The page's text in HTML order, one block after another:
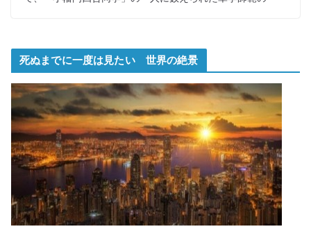
死ぬまでに一度は見たい 世界の絶景